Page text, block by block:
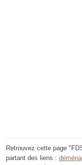
Retrouvez cette page
partant des liens :